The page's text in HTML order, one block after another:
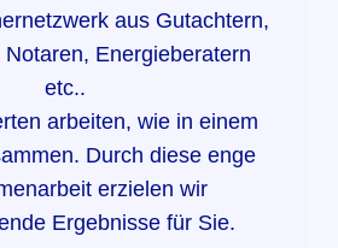
aus Gutachtern,
Energieberatern
etc..
arbeiten, wie in einem
Durch diese enge
erzielen wir
Ergebnisse für Sie.